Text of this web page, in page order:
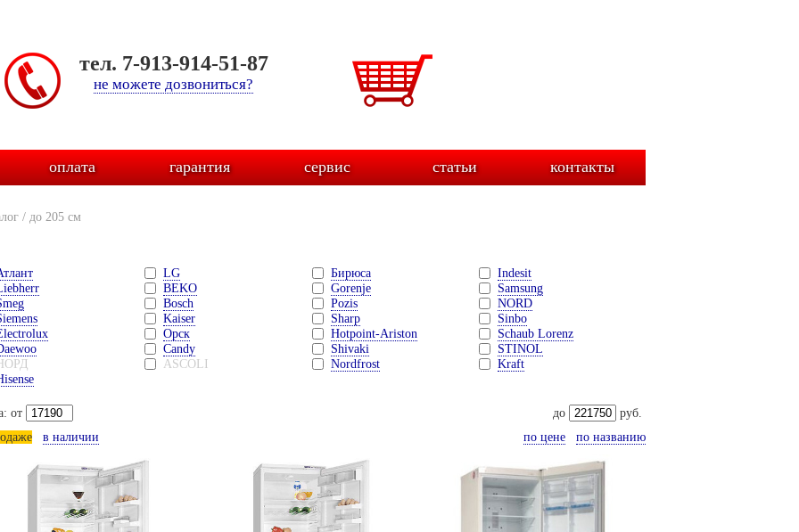
тел. 7-913-914-51-87
не можете дозвониться?
оплата гарантия сервис статьи контакты
/ до 205 см
LG Бирюса
Indesit
BEKO Gorenje
Samsung
Bosch Pozis
NORD
Kaiser Sharp
Sinbo
Орск Hotpoint-Ariston
Schaub Lorenz
Candy Shivaki
STINOL
ASCOLI Nordfrost
Kraft
от до
руб.
в наличии по цене по названию